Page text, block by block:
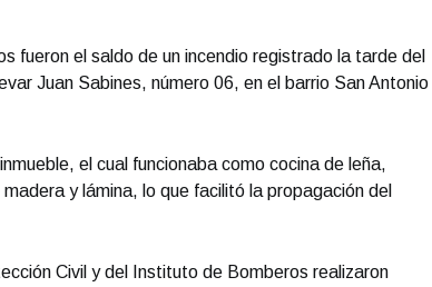
fueron el saldo de un incendio registrado la tarde del
Juan Sabines, número 06, en el barrio San Antonio
el cual funcionaba como cocina de leña,
y lámina, lo que facilitó la propagación del
Civil y del Instituto de Bomberos realizaron